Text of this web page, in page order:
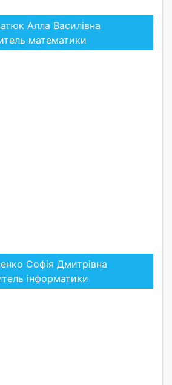
Алла Василівна
математики
Софія Дмитрівна
інформатики